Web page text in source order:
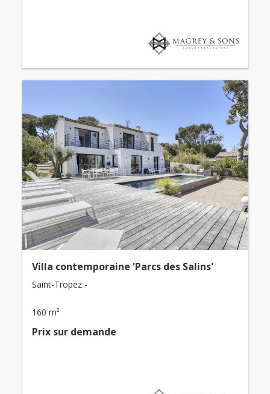
Villa contemporaine 'Parcs des Salins'
Saint-Tropez -
160 m²
Prix ​​sur demande